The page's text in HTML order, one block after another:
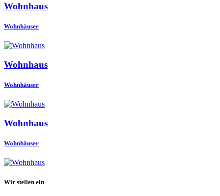
Wohnhaus
Wohnhäuser
Wohnhaus
Wohnhäuser
Wohnhaus
Wohnhäuser
Wir stellen ein